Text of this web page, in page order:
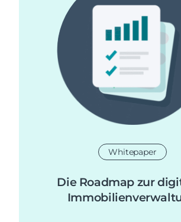
Whitepaper
Die Roadmap zur